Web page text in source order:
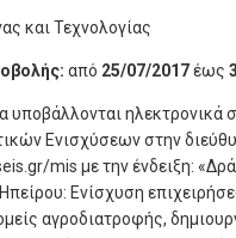
και Τεχνολογίας
από 25/07/2017έως
υποβάλλονται ηλεκτρονικά
Ενισχύσεων στην
mis με την ένδειξη:
Ενίσχυση
αγροδιατροφής,